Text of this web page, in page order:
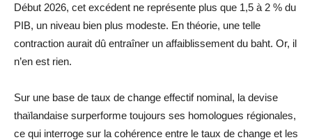
Début 2026, cet excédent ne représente plus que 1,5 à 2 % du
PIB, un niveau bien plus modeste. En théorie, une telle
contraction aurait dû entraîner un affaiblissement du baht. Or, il
n’en est rien.
Sur une base de taux de change effectif nominal, la devise
thaïlandaise surperforme toujours ses homologues régionales,
ce qui interroge sur la cohérence entre le taux de change et les